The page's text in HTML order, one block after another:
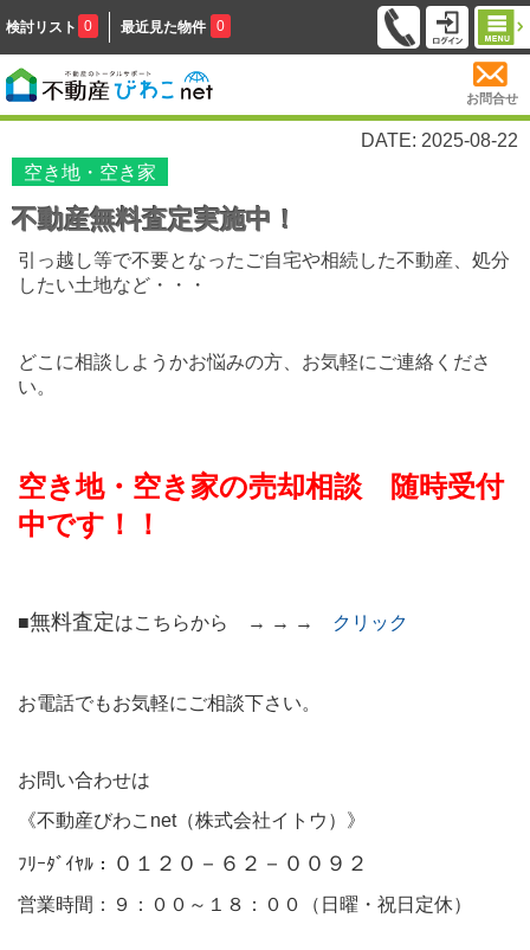
検討リスト 0 最近見た物件 0
お問合せ
DATE: 2025-08-22
空き地・空き家
不動産無料査定実施中！
引っ越し等で不要となったご自宅や相続した不動産、処分
したい土地など・・・
どこに相談しようかお悩みの方、お気軽にご連絡くださ
い。
空き地・空き家の売却相談 随時受付
中です！！
■無料査定はこちらから → → → クリック
お電話でもお気軽にご相談下さい。
お問い合わせは
《不動産びわこnet（株式会社イトウ）》
ﾌﾘｰﾀﾞｲﾔﾙ： ０１２０－６２－００９２
営業時間：９：００～１８：００（日曜・祝日定休）